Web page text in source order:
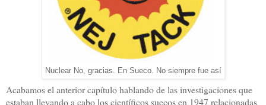
Nuclear No, gracias. En Sueco. No siempre fue así
Acabamos el anterior capítulo hablando de las investigaciones que
estaban llevando a cabo los científicos suecos en 1947 relacionadas